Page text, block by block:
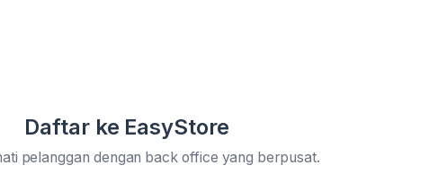
Daftar ke EasyStore
pelanggan dengan back office yang berpusat.